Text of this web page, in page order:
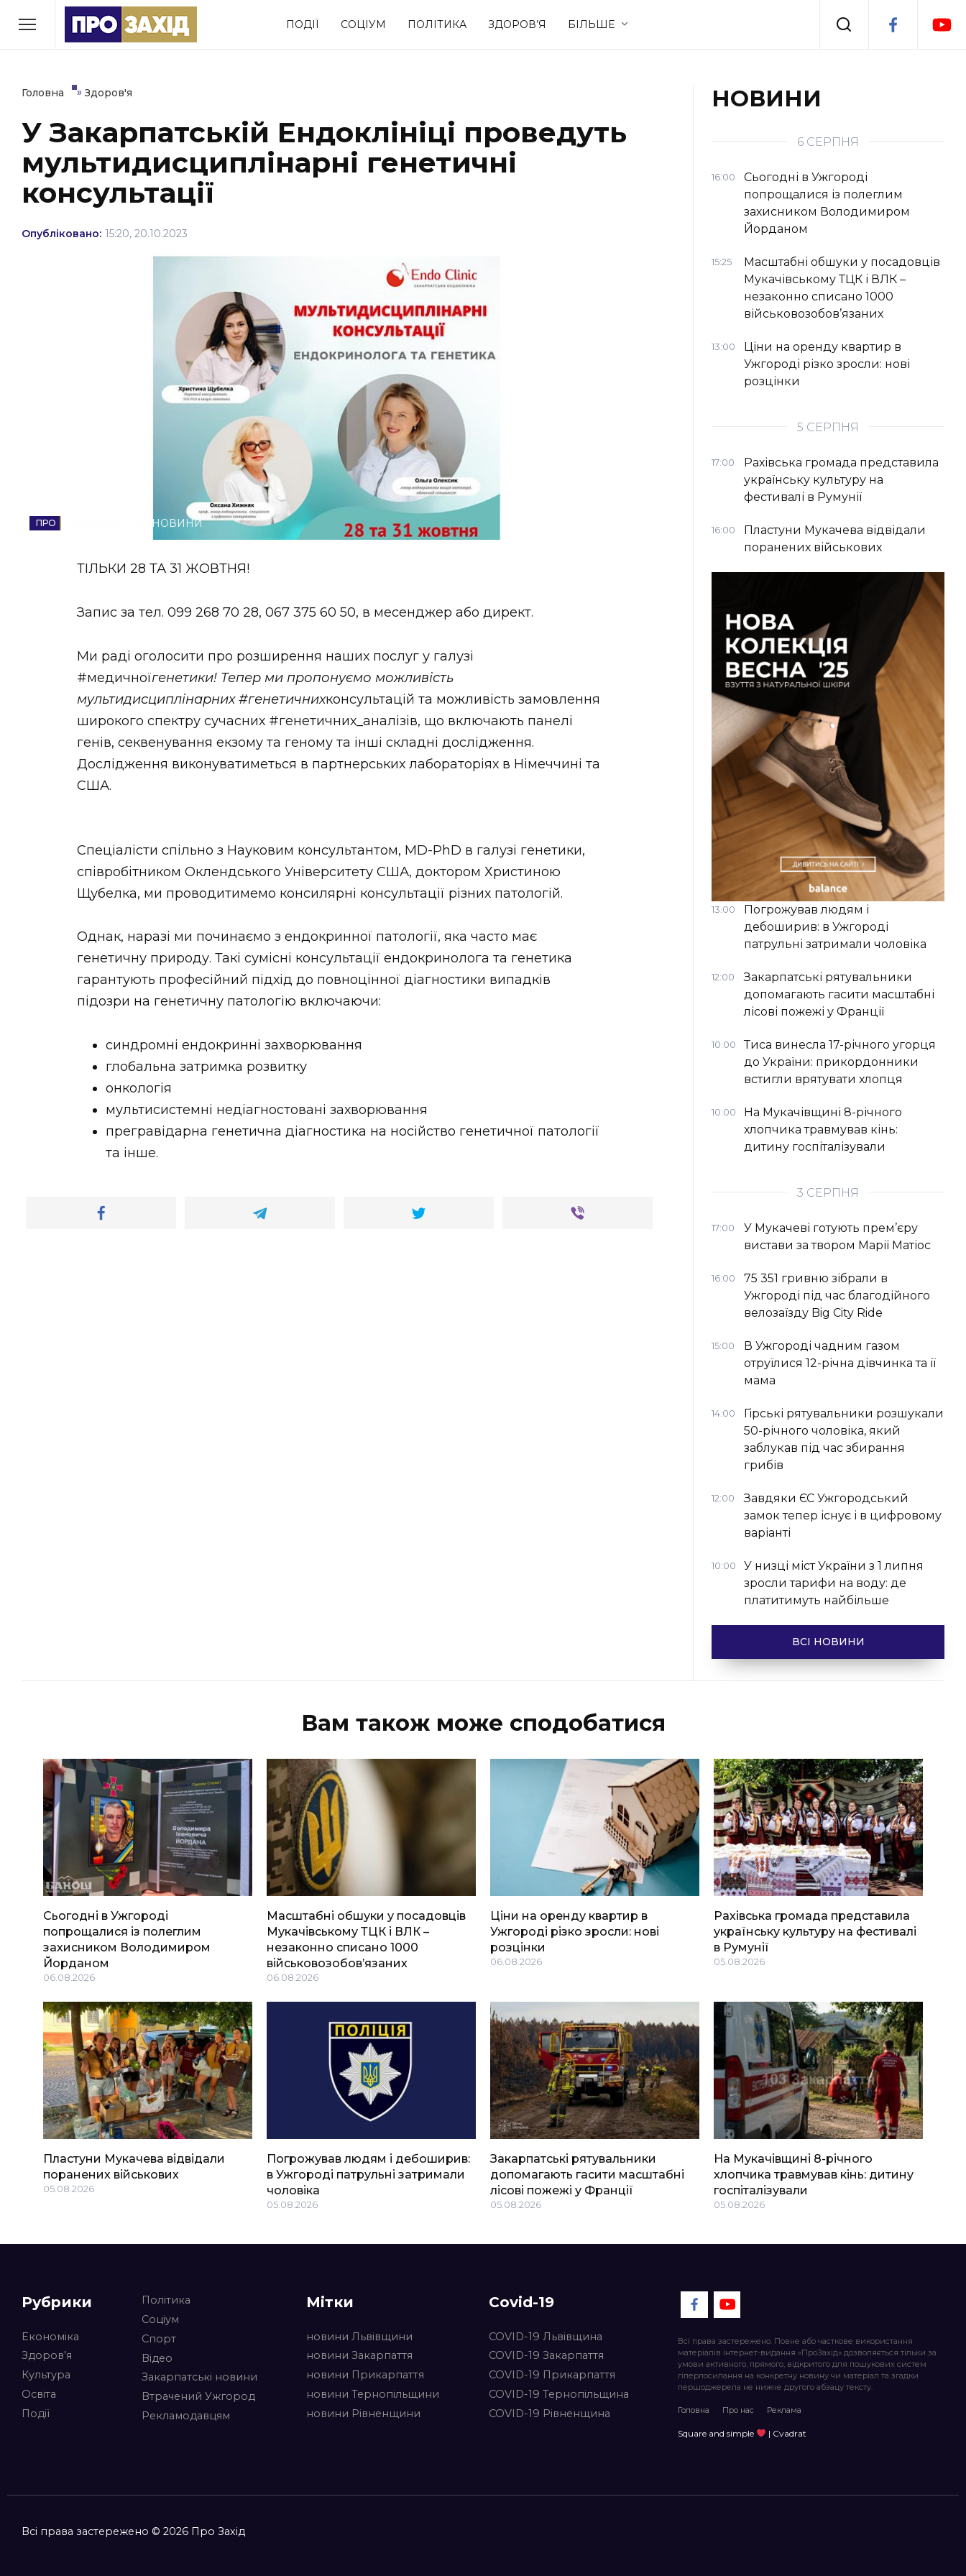
ПОДІЇ СОЦІУМ ПОЛІТИКА ЗДОРОВ’Я БІЛЬШЕ
РУБРИКИ
Економіка Події
Політика Соціум Спорт Стиль життя
Втрачений Ужгород
(відеоверсія)
ЗАКАРПАТСЬКІ НОВИНИ
НОВИНИ ЗАХІДНОЇ УКРАЇНИ
Головна » Здоров'я
У Закарпатській Ендоклініці проведуть
мультидисциплінарні генетичні
консультації
Опубліковано: 15:20, 20.10.2023
ЗАКАРПАТСЬКІ НОВИНИ
ТІЛЬКИ 28 ТА 31 ЖОВТНЯ!
Запис за тел. 099 268 70 28, 067 375 60 50, в месенджер або директ.
Ми раді оголосити про розширення наших послуг у галузі
#медичноїгенетики! Тепер ми пропонуємо можливість
мультидисциплінарних #генетичнихконсультацій та можливість замовлення
широкого спектру сучасних #генетичних_аналізів, що включають панелі
генів, секвенування екзому та геному та інші складні дослідження.
Дослідження виконуватиметься в партнерських лабораторіях в Німеччині та
США.
Спеціалісти спільно з Науковим консультантом, MD-PhD в галузі генетики,
співробітником Оклендського Університету США, доктором Христиною
Щубелка, ми проводитимемо консилярні консультації різних патологій.
Однак, наразі ми починаємо з ендокринної патології, яка часто має
генетичну природу. Такі сумісні консультації ендокринолога та генетика
гарантують професійний підхід до повноцінної діагностики випадків
підозри на генетичну патологію включаючи:
синдромні ендокринні захворювання
глобальна затримка розвитку
онкологія
мультисистемні недіагностовані захворювання
прегравідарна генетична діагностика на носійство генетичної патології
та інше.
НОВИНИ
6 СЕРПНЯ
16:00
Сьогодні в Ужгороді
попрощалися із полеглим
захисником Володимиром
Йорданом
15:25
Масштабні обшуки у посадовців
Мукачівському ТЦК і ВЛК –
незаконно списано 1000
військовозобов’язаних
13:00
Ціни на оренду квартир в
Ужгороді різко зросли: нові
розцінки
5 СЕРПНЯ
17:00
Рахівська громада представила
українську культуру на
фестивалі в Румунії
16:00
Пластуни Мукачева відвідали
поранених військових
13:00
Погрожував людям і
дебоширив: в Ужгороді
патрульні затримали чоловіка
12:00
Закарпатські рятувальники
допомагають гасити масштабні
лісові пожежі у Франції
10:00
Тиса винесла 17-річного угорця
до України: прикордонники
встигли врятувати хлопця
10:00
На Мукачівщині 8-річного
хлопчика травмував кінь:
дитину госпіталізували
3 СЕРПНЯ
17:00
У Мукачеві готують прем’єру
вистави за твором Марії Матіос
16:00
75 351 гривню зібрали в
Ужгороді під час благодійного
велозаїзду Big Сity Ride
15:00
В Ужгороді чадним газом
отруїлися 12-річна дівчинка та її
мама
14:00
Гірські рятувальники розшукали
50-річного чоловіка, який
заблукав під час збирання
грибів
12:00
Завдяки ЄС Ужгородський
замок тепер існує і в цифровому
варіанті
10:00
У низці міст України з 1 липня
зросли тарифи на воду: де
платитимуть найбільше
ВСІ НОВИНИ
Вам також може сподобатися
Сьогодні в Ужгороді
попрощалися із полеглим
захисником Володимиром
Йорданом
06.08.2026
Масштабні обшуки у посадовців
Мукачівському ТЦК і ВЛК –
незаконно списано 1000
військовозобов’язаних
06.08.2026
Ціни на оренду квартир в
Ужгороді різко зросли: нові
розцінки
06.08.2026
Рахівська громада представила
українську культуру на фестивалі
в Румунії
05.08.2026
Пластуни Мукачева відвідали
поранених військових
05.08.2026
Погрожував людям і дебоширив:
в Ужгороді патрульні затримали
чоловіка
05.08.2026
Закарпатські рятувальники
допомагають гасити масштабні
лісові пожежі у Франції
05.08.2026
На Мукачівщині 8-річного
хлопчика травмував кінь: дитину
госпіталізували
05.08.2026
Рубрики
Економіка
Здоров’я
Культура
Освіта
Події
Політика
Соціум
Спорт
Відео
Закарпатські новини
Втрачений Ужгород
Рекламодавцям
Мітки
новини Львівщини
новини Закарпаття
новини Прикарпаття
новини Тернопільщини
новини Рівненщини
Covid-19
COVID-19 Львівщина
COVID-19 Закарпаття
COVID-19 Прикарпаття
COVID-19 Тернопільщина
COVID-19 Рівненщина
Всі права застережено. Повне або часткове використання
матеріалів інтернет-видання «ПроЗахід» дозволяється тільки за
умови активного, прямого, відкритого для пошукових систем
гіперпосилання на конкретну новину чи матеріал та згадки
першоджерела не нижче другого абзацу тексту.
Головна Про нас Реклама
Square and simple | Cvadrat
Всі права застережено © 2026 Про Захід